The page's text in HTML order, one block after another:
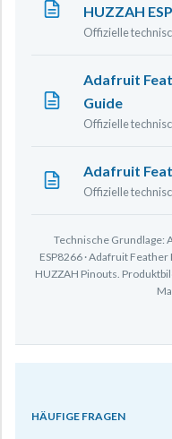
HUZZAH
Offizielle
Adafruit
Guide
Offizielle
Adafruit
Offizielle
Technische Grundlage:
ESP8266 · Adafruit
HUZZAH Pinouts.
HÄUFIGE FRAGEN